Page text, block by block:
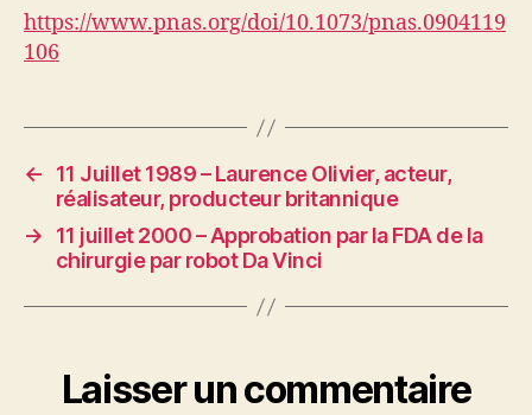
https://www.pnas.org/doi/10.1073/pnas.0904119
106
←
11 Juillet 1989 – Laurence Olivier, acteur,
réalisateur, producteur britannique
→
11 juillet 2000 – Approbation par la FDA de la
chirurgie par robot Da Vinci
Laisser un commentaire